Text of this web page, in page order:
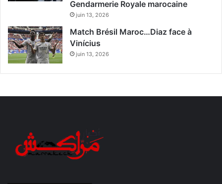
Gendarmerie Royale marocaine
juin 13, 2026
Match Brésil Maroc…Diaz face à
Vinícius
juin 13, 2026